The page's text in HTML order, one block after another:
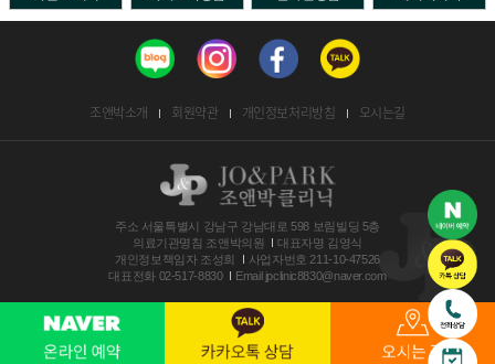
조앤박소개 회원약관 개인정보처리방침 오시는길
주소 서울특별시 강남구 강남대로 598 보림빌딩 5층
의료기관명침 조앤박의원 대표자명 김영식
개인정보책임자조성희 사업자번호 211-10-47526
대표전화02-517-8830 Emailjpclinic8830@naver.com